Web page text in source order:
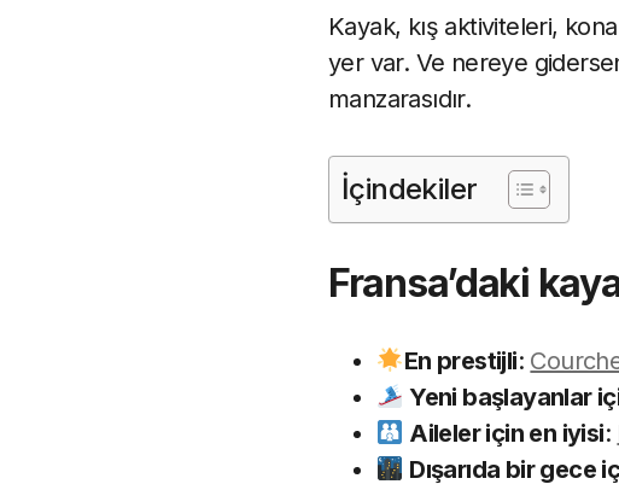
Kayak, kış aktiviteleri,
yer var. Ve nereye
manzarasıdır.
İçindekiler
Fransa’daki
En prestijli:
Yeni başlayanlar
Aileler için en iyisi:
Dışarıda bir gece